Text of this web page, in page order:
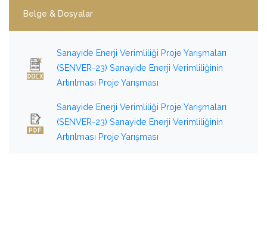
Belge & Dosyalar
Sanayide Enerji Verimliliği Proje Yarışmaları
(SENVER-23) Sanayide Enerji Verimliliğinin
Artırılması Proje Yarışması
Sanayide Enerji Verimliliği Proje Yarışmaları
(SENVER-23) Sanayide Enerji Verimliliğinin
Artırılması Proje Yarışması